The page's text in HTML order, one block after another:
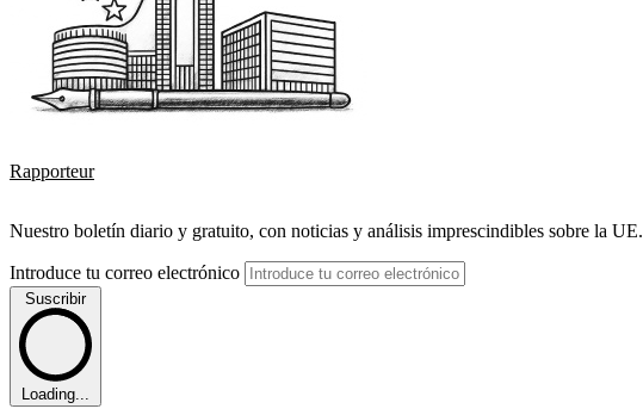
Rapporteur
Nuestro boletín diario y gratuito, con noticias y análisis imprescindibles sobre la UE.
Introduce tu correo electrónico
Suscribir
Loading...